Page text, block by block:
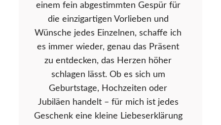
einem fein abgestimmten Gespür für
die einzigartigen Vorlieben und
Wünsche jedes Einzelnen, schaffe ich
es immer wieder, genau das Präsent
zu entdecken, das Herzen höher
schlagen lässt. Ob es sich um
Geburtstage, Hochzeiten oder
Jubiläen handelt – für mich ist jedes
Geschenk eine kleine Liebeserklärung